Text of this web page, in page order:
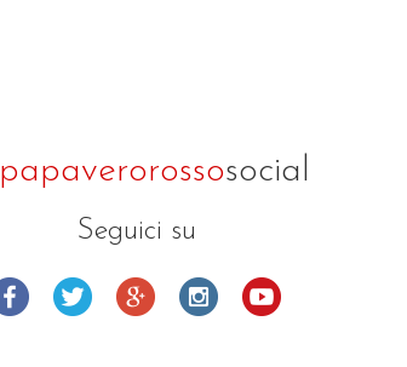
papaverorossosocial
Seguici su